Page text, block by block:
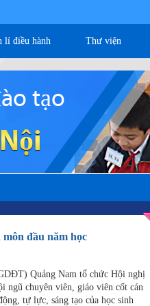
lí điều hành Thư viện
tạo
đầu năm học
Quảng Nam tổ chức Hội nghị
ngũ chuyên viên, giáo viên cốt cán
tự lực, sáng tạo của học sinh